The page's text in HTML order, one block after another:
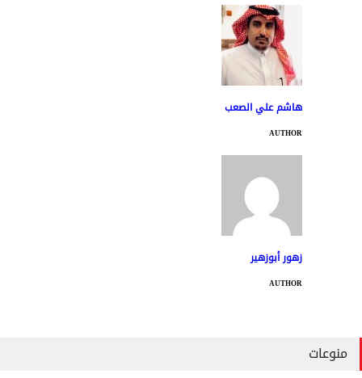
هاشم علي الصعب
AUTHOR
زهور أبوزهير
AUTHOR
منوعات